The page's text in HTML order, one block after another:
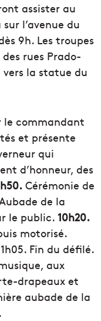
assister au
l’avenue du
9h. Les troupes
rues Prado-
la statue du
le commandant
et présente
qui
d’honneur, des
Cérémonie de
de la
le public.10h20.
motorisé.
Fin du défilé.
aux
drapeaux et
aubade de la